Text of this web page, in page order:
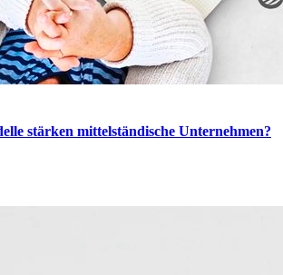
stärken mittelständische Unternehmen?